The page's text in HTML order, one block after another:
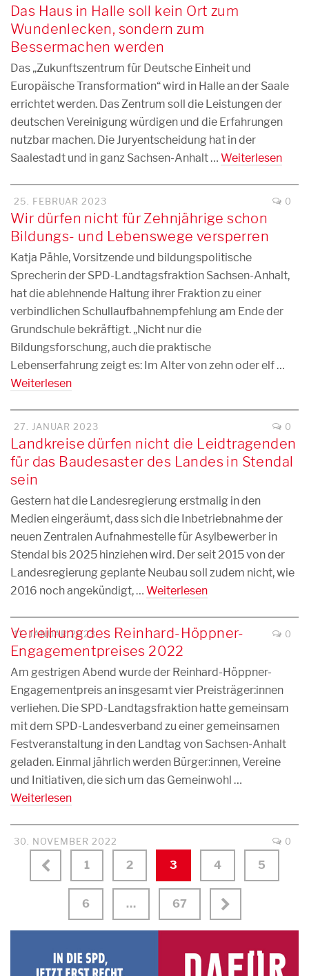
Das Haus in Halle soll kein Ort zum
Wundenlecken, sondern zum
Bessermachen werden
Das „Zukunftszentrum für Deutsche Einheit und
Europäische Transformation“ wird in Halle an der Saale
errichtet werden. Das Zentrum soll die Leistungen der
deutschen Vereinigung würdigen und die Erfahrungen
nutzbar machen. Die Juryentscheidung hat in der
Saalestadt und in ganz Sachsen-Anhalt … Weiterlesen
25. FEBRUAR 2023 0
Wir dürfen nicht für Zehnjährige schon
Bildungs- und Lebenswege versperren
Katja Pähle, Vorsitzende und bildungspolitische
Sprecherin der SPD-Landtagsfraktion Sachsen-Anhalt,
hat die ablehnende Haltung ihrer Fraktion zu einer
verbindlichen Schullaufbahnempfehlung am Ende der
Grundschule bekräftigt. „Nicht nur die
Bildungsforschung, auch die praktische
Lebenserfahrung zeigt es: Im Alter von zehn oder elf …
Weiterlesen
27. JANUAR 2023 0
Landkreise dürfen nicht die Leidtragenden
für das Baudesaster des Landes in Stendal
sein
Gestern hat die Landesregierung erstmalig in den
Medien eingeräumt, dass sich die Inbetriebnahme der
neuen Zentralen Aufnahmestelle für Asylbewerber in
Stendal bis 2025 hinziehen wird. Der seit 2015 von der
Landesregierung geplante Neubau soll zudem nicht, wie
2016 noch angekündigt, … Weiterlesen
11. JANUAR 2023 0
Verleihung des Reinhard-Höppner-
Engagementpreises 2022
Am gestrigen Abend wurde der Reinhard-Höppner-
Engagementpreis an insgesamt vier Preisträger:innen
verliehen. Die SPD-Landtagsfraktion hatte gemeinsam
mit dem SPD-Landesverband zu einer gemeinsamen
Festveranstaltung in den Landtag von Sachsen-Anhalt
geladen. Einmal jährlich werden Bürger:innen, Vereine
und Initiativen, die sich um das Gemeinwohl …
Weiterlesen
30. NOVEMBER 2022 0
1 2 3 4 5
6 … 67